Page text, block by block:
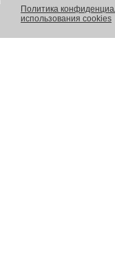
Политика
использования cookies